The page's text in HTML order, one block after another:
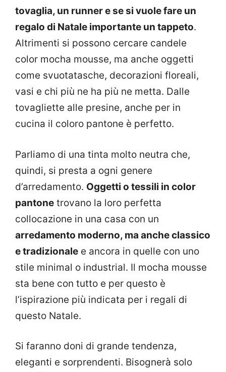
tovaglia, un runner e se si vuole fare un
regalo di Natale importante un tappeto.
Altrimenti si possono cercare candele
color mocha mousse, ma anche oggetti
come svuotatasche, decorazioni floreali,
vasi e chi più ne ha più ne metta. Dalle
tovagliette alle presine, anche per in
cucina il coloro pantone è perfetto.
Parliamo di una tinta molto neutra che,
quindi, si presta a ogni genere
d’arredamento. Oggetti o tessili in color
pantone trovano la loro perfetta
collocazione in una casa con un
arredamento moderno, ma anche classico
e tradizionale e ancora in quelle con uno
stile minimal o industrial. Il mocha mousse
sta bene con tutto e per questo è
l’ispirazione più indicata per i regali di
questo Natale.
Si faranno doni di grande tendenza,
eleganti e sorprendenti. Bisognerà solo